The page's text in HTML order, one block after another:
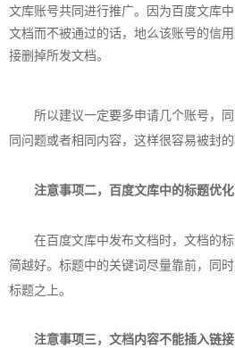
文库账号共同进行推广。因为百度文库
文档而不被通过的话，地么该账号的信
接删掉所发文档。
所以建议一定要多申请几个账号，同
同问题或者相同内容，这样很容易被封的
注意事项二，百度文库中的标题优化
在百度文库中发布文档时，文档的标
简越好。标题中的关键词尽量靠前，同
标题之上。
注意事项三，文档内容不能插入链